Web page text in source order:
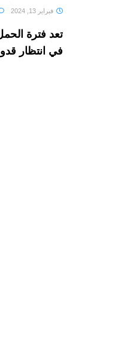
فبراير 13, 2024
تعد فترة
في انتظار